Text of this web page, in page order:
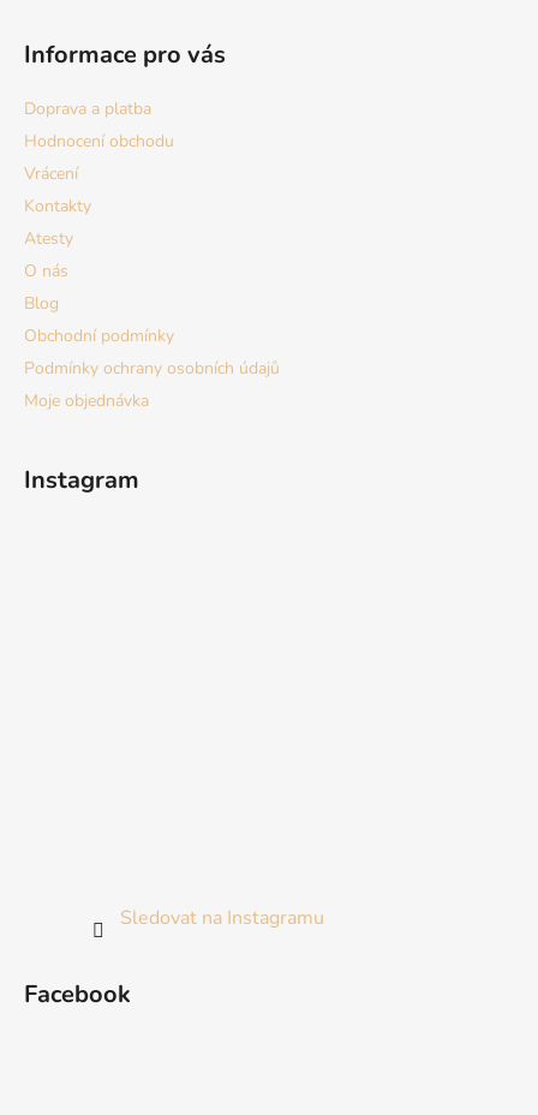
Informace pro vás
Doprava a platba
Hodnocení obchodu
Vrácení
Kontakty
Atesty
O nás
Blog
Obchodní podmínky
Podmínky ochrany osobních údajů
Moje objednávka
Instagram
Sledovat na Instagramu
Facebook